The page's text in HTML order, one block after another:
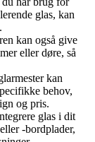
glas, kan
kan også give
eller døre, så
kan
behov,
og pris.
glas i dit
-bordplader,